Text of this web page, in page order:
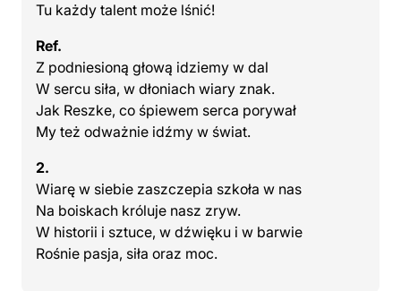
Tu każdy talent może lśnić!
Ref.
Z podniesioną głową idziemy w dal
W sercu siła, w dłoniach wiary znak.
Jak Reszke, co śpiewem serca porywał
My też odważnie idźmy w świat.
2.
Wiarę w siebie zaszczepia szkoła w nas
Na boiskach króluje nasz zryw.
W historii i sztuce, w dźwięku i w barwie
Rośnie pasja, siła oraz moc.